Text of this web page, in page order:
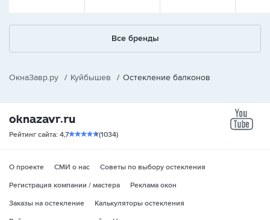
Все бренды
ОкнаЗавр.ру / Куйбышев / Остекление балконов
Рейтинг сайта: 4,7 (1034)
О проекте СМИ о нас
Советы по выбору остекления
Регистрация компании / мастера
Реклама окон
Заказы на остекление
Калькуляторы остекления